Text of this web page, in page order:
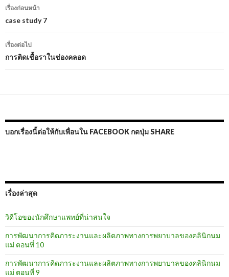
เมนู
นำทาง
เรื่อง
เรื่องก่อนหน้า
case study 7
เรื่องต่อไป
การติดเชื้อราในช่องคลอด
บอกเรื่องนี้ต่อให้กับเพื่อนใน FACEBOOK กดปุ่ม SHARE
เรื่องล่าสุด
วิดีโอของนักศึกษาแพทย์ที่น่าสนใจ
การพัฒนาการคิดภาระงานและผลิตภาพทางการพยาบาลของคลินิกนม
แม่ ตอนที่ 10
การพัฒนาการคิดภาระงานและผลิตภาพทางการพยาบาลของคลินิกนม
แม่ ตอนที่ 9